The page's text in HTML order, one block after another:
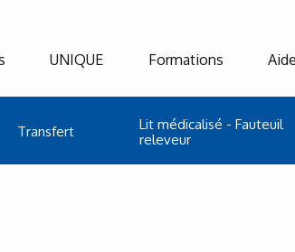
Transfert
Lit médicalisé - Fauteuil
releveur
UNIQUE Formations